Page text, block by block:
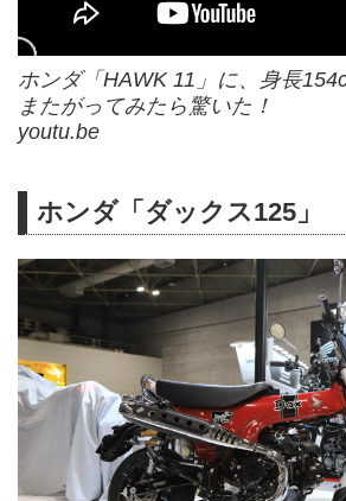
ホンダ「HAWK 11」に、身長
またがってみたら驚いた！
youtu.be
ホンダ「ダックス125」